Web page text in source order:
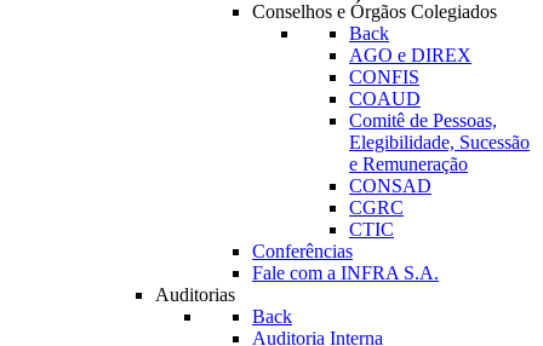
Conselhos e Órgãos Colegiados
Back
AGO e DIREX
CONFIS
COAUD
Comitê de Pessoas,
Elegibilidade, Sucessão
e Remuneração
CONSAD
CGRC
CTIC
Conferências
Fale com a INFRA S.A.
Auditorias
Back
Auditoria Interna